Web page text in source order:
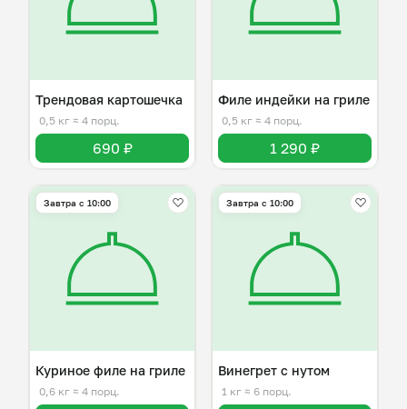
Трендовая картошечка
0,5 кг ≈ 4 порц.
690 ₽
Филе индейки на гриле
0,5 кг ≈ 4 порц.
1 290 ₽
Завтра c 10:00
Куриное филе на гриле
0,6 кг ≈ 4 порц.
Завтра c 10:00
Винегрет с нутом
1 кг ≈ 6 порц.